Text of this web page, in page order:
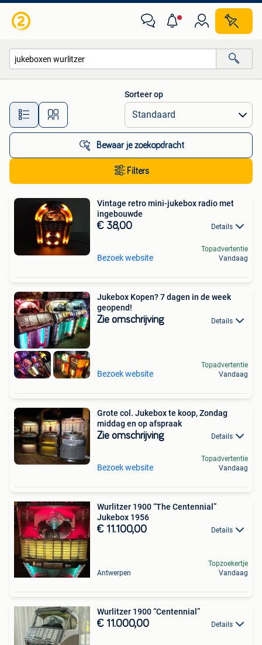
Alle afstanden…
Sorteer op
Bewaar je zoekopdracht
Filters
Vintage retro mini-jukebox radio met
ingebouwde
€ 38,00 Details
Bezoek website
Topadvertentie
Vandaag
Jukebox Kopen? 7 dagen in de week
geopend!
Zie omschrijving Details
Bezoek website
Topadvertentie
Vandaag
Grote col. Jukebox te koop, Zondag
middag en op afspraak
Zie omschrijving Details
Bezoek website
Topadvertentie
Vandaag
Wurlitzer 1900 “The Centennial”
Jukebox 1956
€ 11.100,00 Details
Antwerpen
Topzoekertje
Vandaag
Wurlitzer 1900 “Centennial”
€ 11.000,00 Details